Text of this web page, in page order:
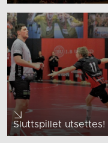
Sluttspillet utsettes!